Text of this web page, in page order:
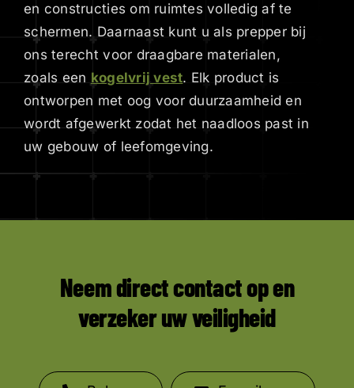
en constructies om ruimtes volledig af te
schermen. Daarnaast kunt u als prepper bij
ons terecht voor draagbare materialen,
zoals een kogelvrij vest. Elk product is
ontworpen met oog voor duurzaamheid en
wordt afgewerkt zodat het naadloos past in
uw gebouw of leefomgeving.
Neem direct contact op en
verzeker uw veiligheid